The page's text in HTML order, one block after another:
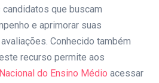
que buscam
e aprimorar suas
Conhecido também
recurso permite aos
do Ensino Médio acessar